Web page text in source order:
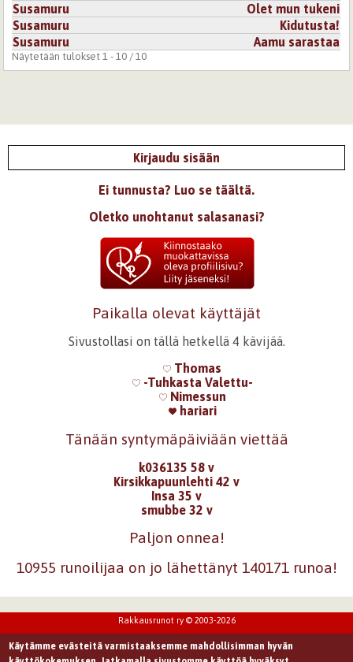
oih.. ihana <3
Kirjaudutairekisteröidykommentoidaksesi
Susamuru
Olet mun tukeni
Susamuru
Kidutusta!
Susamuru
Aamu sarastaa
Näytetään tulokset 1 - 10 / 10
Kirjaudu sisään
Ei tunnusta? Luo se täältä.
Oletko unohtanut salasanasi?
Paikalla olevat käyttäjät
Sivustollasi on tällä hetkellä 4 kävijää.
Thomas
-Tuhkasta Valettu-
Nimessun
hariari
Tänään syntymäpäiviään viettää
k036135 58 v
Kirsikkapuunlehti 42 v
Insa 35 v
smubbe 32 v
Paljon onnea!
10955 runoilijaa on jo lähettänyt 140171 runoa!
Rakkausrunot ry © 2003-2026
Käytämme evästeitä varmistaaksemme mahdollisimman hyvän